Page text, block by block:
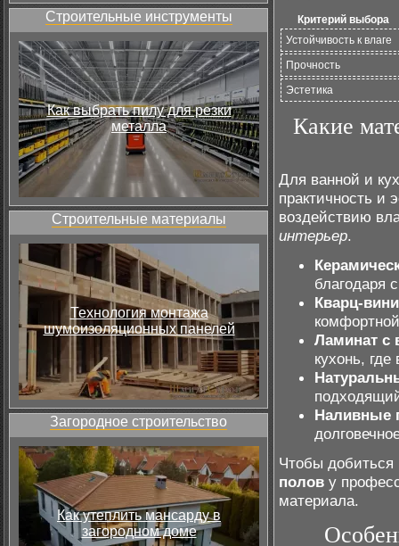
Строительные инструменты
Как выбрать пилу для резки
металла
Строительные материалы
Технология монтажа
шумоизоляционных панелей
Загородное строительство
Как утеплить мансарду в
загородном доме
Критерий выбора
Устойчивость к влаге
Прочность
Эстетика
Какие
Для ванной и
практичность и
воздействию
интерьер.
благодаря
Кварц-
Ламинат с
кухонь, где
Наливные
Чтобы добиться
полов у
материала.